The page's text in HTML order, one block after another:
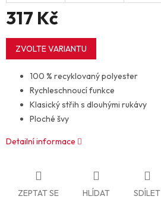
317 Kč
Měrná
cena:
ZVOLTE VARIANTU
100 % recyklovaný polyester
Rychleschnoucí funkce
Klasický střih s dlouhými rukávy
Ploché švy
Detailní informace
ZEPTAT SE HLÍDAT SDÍLET